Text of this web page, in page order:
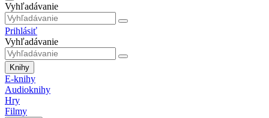
Vyhľadávanie
Prihlásiť
Vyhľadávanie
Knihy
E-knihy
Audioknihy
Hry
Filmy